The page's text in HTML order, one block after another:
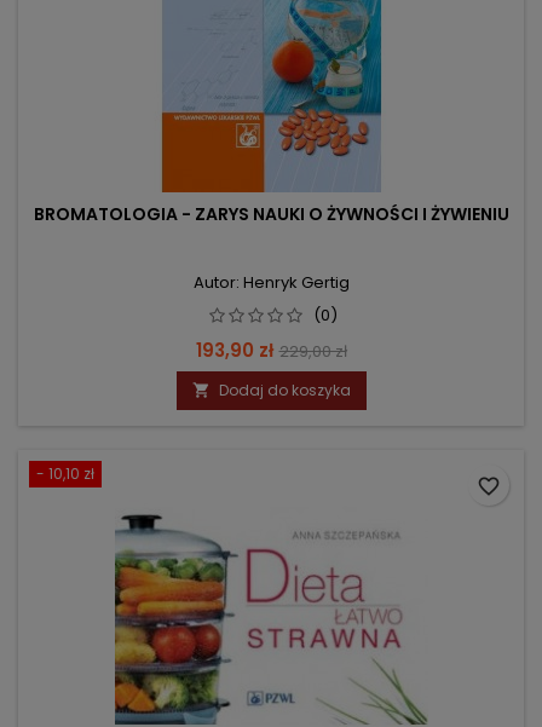
BROMATOLOGIA - ZARYS NAUKI O ŻYWNOŚCI I ŻYWIENIU
Autor: Henryk Gertig
(0)
Cena
193,90 zł Cena
podstawowa
229,00 zł
 Dodaj do koszyka
- 10,10 zł
favorite_border